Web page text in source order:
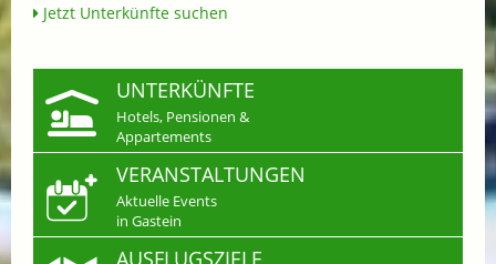
Jetzt Unterkünfte suchen
UNTERKÜNFTE
Hotels, Pensionen &
Appartements
VERANSTALTUNGEN
Aktuelle Events
in Gastein
AUSFLUGSZIELE